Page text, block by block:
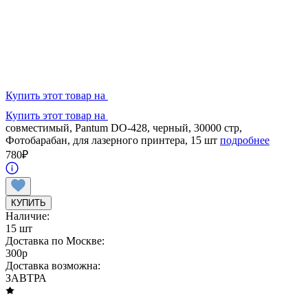
Купить этот товар на
Купить этот товар на
совместимый, Pantum DO-428, черный, 30000 стр,
Фотобарабан, для лазерного принтера, 15 шт подробнее
780₽
КУПИТЬ
Наличие:
15 шт
Доставка по Москве:
300p
Доставка возможна:
ЗАВТРА